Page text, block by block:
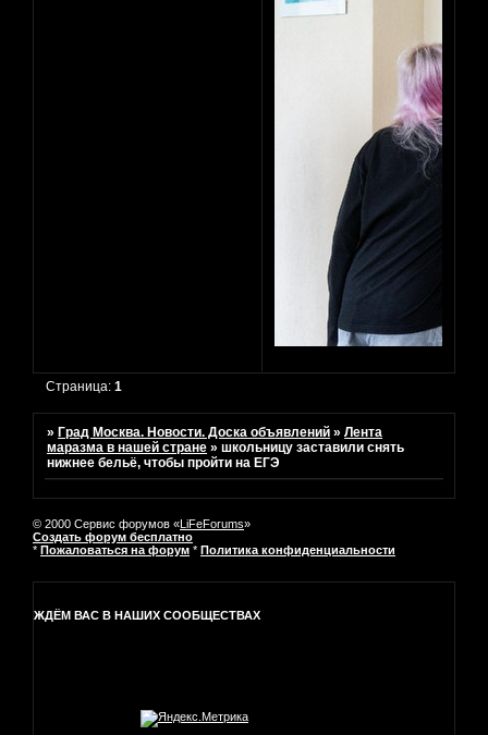
Страница:1
»Град Москва. Новости. Доска объявлений »Лента
маразма в нашей стране »школьницу заставили снять
нижнее бельё, чтобы пройти на ЕГЭ
© 2000 Сервис форумов «LiFeForums»
Создать форум бесплатно
* Пожаловаться на форум * Политика конфиденциальности
ЖДЁМ ВАС В НАШИХ СООБЩЕСТВАХ